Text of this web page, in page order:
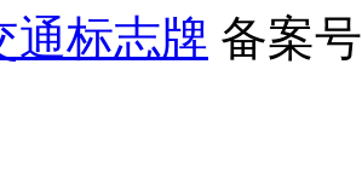
通标志牌 备案